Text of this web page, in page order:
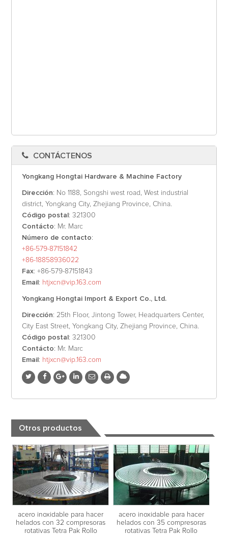
CONTÁCTENOS
Yongkang Hongtai Hardware & Machine Factory
Dirección: No 1188, Songshi west road, West industrial
district, Yongkang City, Zhejiang Province, China.
Código postal : 321300
Contácto: Mr. Marc
Número de contacto:
+86-579-87151842
+86-18858936022
Fax: +86-579-87151843
Email : htjxcn@vip.163.com
Yongkang Hongtai Import & Export Co., Ltd.
Dirección: 25th Floor, Jintong Tower, Headquarters Center,
City East Street, Yongkang City, Zhejiang Province, China.
Código postal : 321300
Contácto: Mr. Marc
Email : htjxcn@vip.163.com
Otros productos
acero inoxidable para hacer
helados con 32 compresoras
rotativas Tetra Pak Rollo
acero inoxidable para hacer
helados con 35 compresoras
rotativas Tetra Pak Rollo